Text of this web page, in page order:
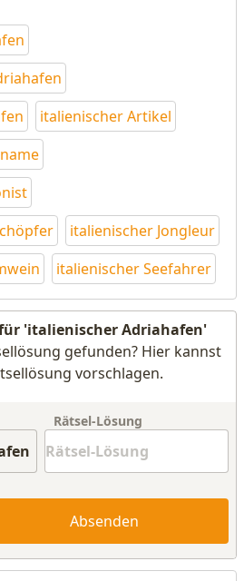
italienischer Artikel
italienischer Jongleur
italienischer Seefahrer
'italienischer Adriahafen'
gefunden? Hier kannst
vorschlagen.
Rätsel-Lösung
Absenden